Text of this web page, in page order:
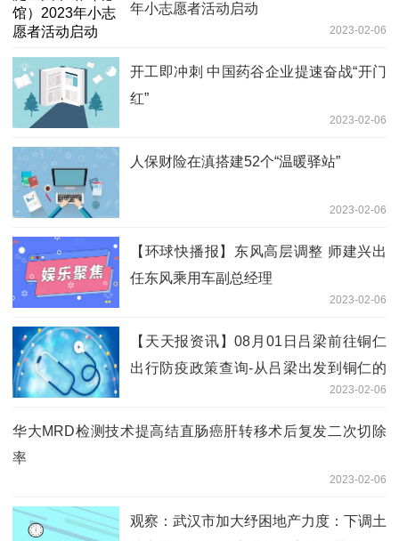
年小志愿者活动启动
2023-02-06
开工即冲刺 中国药谷企业提速奋战“开门
红”
2023-02-06
人保财险在滇搭建52个“温暖驿站”
2023-02-06
【环球快播报】东风高层调整 师建兴出
任东风乘用车副总经理
2023-02-06
【天天报资讯】08月01日吕梁前往铜仁
出行防疫政策查询-从吕梁出发到铜仁的
2023-02-06
华大MRD检测技术提高结直肠癌肝转移术后复发二次切除
率
2023-02-06
观察：武汉市加大纾困地产力度：下调土